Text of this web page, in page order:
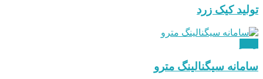
تولید کیک زرد
سامانه سیگنالینگ مترو